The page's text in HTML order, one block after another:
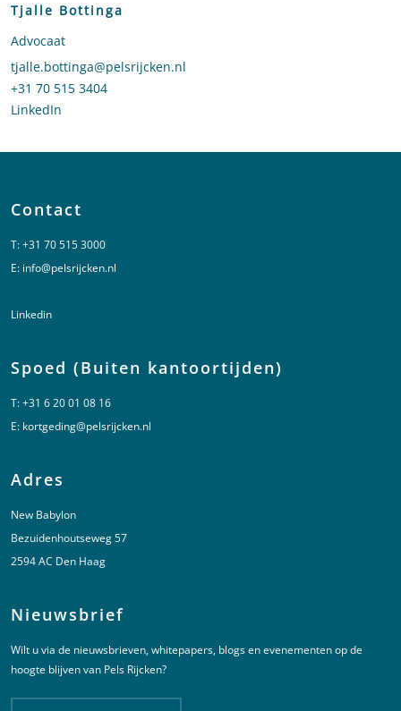
Tjalle Bottinga
Advocaat
Stuur een e-mail naar Tjalle Bottinga
tjalle.bottinga@pelsrijcken.nl
Bel naar Tjalle Bottinga
+31 70 515 3404
LinkedIn
Contact
T:+31 70 515 3000
E: info@pelsrijcken.nl
Linkedin
Spoed (Buiten kantoortijden)
T:+31 6 20 01 08 16
E: kortgeding@pelsrijcken.nl
Adres
New Babylon
Bezuidenhoutseweg 57
2594 AC Den Haag
Nieuwsbrief
Wilt u via de nieuwsbrieven, whitepapers, blogs en evenementen op de
hoogte blijven van Pels Rijcken?